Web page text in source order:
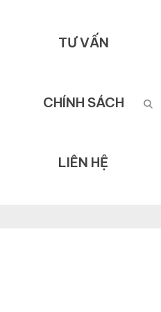
TƯ VẤN
CHÍNH SÁCH
LIÊN HỆ